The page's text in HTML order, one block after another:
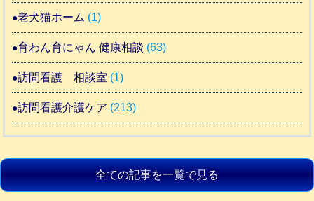
老犬猫ホーム (1)
育わん育にゃん 健康相談 (63)
訪問看護 相談室 (1)
訪問看護介護ケア (213)
全ての記事を一覧で見る